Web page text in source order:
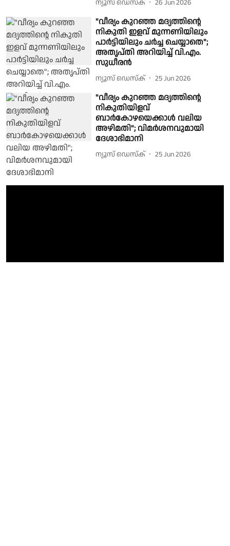
ന്യൂസ് ഡെസ്ക് 26 Jun 2026
"വീര്യം കുറഞ്ഞ മദ്യത്തിന്റെ
നികുതി ഇളവ് മുന്നണിയിലും
പാർട്ടിയിലും ചർച്ച ചെയ്യാതെ";
അതൃപ്തി അറിയിച്ച് വി.എം.
സുധീരൻ
ന്യൂസ് ഡെസ്ക് 25 Jun 2026
"വീര്യം കുറഞ്ഞ മദ്യത്തിന്റെ
നികുതിയിളവ്
ബാർകോഴയെക്കാൾ വലിയ
അഴിമതി"; വിമർശനവുമായി
ദേശാഭിമാനി
ന്യൂസ് ഡെസ്ക് 25 Jun 2026